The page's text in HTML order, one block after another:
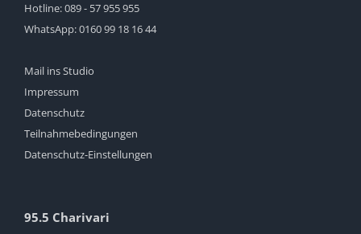
Hotline:089 - 57 955 955
WhatsApp:0160 99 18 16 44
Mail ins Studio
Impressum
Datenschutz
Teilnahmebedingungen
Datenschutz-Einstellungen
95.5 Charivari